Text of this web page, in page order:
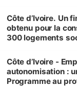
Côte d’Ivoire. Un
obtenu pour la
300 logements
et Yamoussoukro
Côte d’Ivoire -
autonomisation :
Programme au